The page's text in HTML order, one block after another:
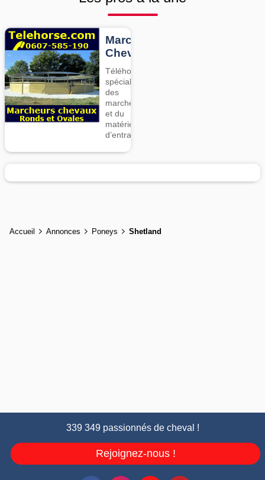
Marcheurs
Chevaux
Téléhorse,
spécialiste
des
marcheurs
et du
matériel
d’entrainement
Accueil Annonces Poneys Shetland
339 349 passionnés de cheval !
Rejoignez-nous !